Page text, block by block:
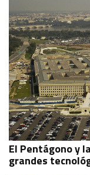
El Pentágono y
grandes